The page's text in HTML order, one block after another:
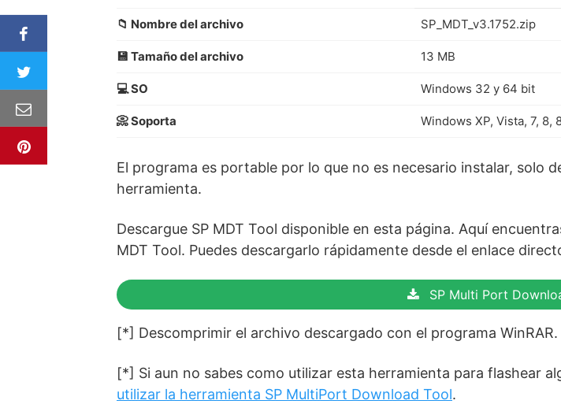
📁 Nombre del archivo SP_MDT_v3.1752.zip
💾 Tamaño del archivo 13 MB
💻 SO Windows 32 y 64 bit
📀 Soporta Windows XP, Vista, 7, 8,
El programa es portable por lo que no es necesario instalar, solo
herramienta.
Descargue SP MDT Tool disponible en esta página. Aquí
MDT Tool. Puedes descargarlo rápidamente desde el enlace
SP Multi Port
[*] Descomprimir el archivo descargado con el programa WinRAR.
[*] Si aun no sabes como utilizar esta herramienta para flashear
utilizar la herramienta SP MultiPort Download Tool.